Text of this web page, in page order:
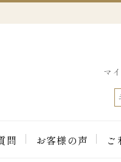
マ
問 お客様の声 ご